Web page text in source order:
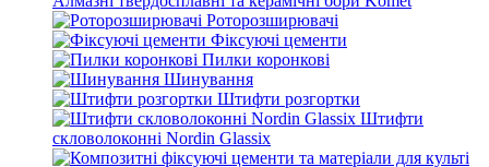
Роторозширювачі
Фіксуючі цементи
Пилки коронкові
Шинування
Штифти розгортки
Штифти
скловолоконні Nordin Glassix